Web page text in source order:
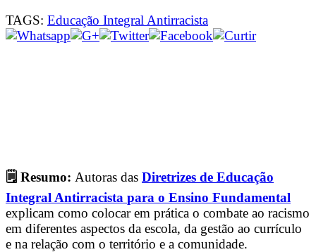
TAGS: Educação Integral Antirracista
🗒 Resumo: Autoras das Diretrizes de Educação
Integral Antirracista para o Ensino Fundamental
explicam como colocar em prática o combate ao racismo
em diferentes aspectos da escola, da gestão ao currículo
e na relação com o território e a comunidade.